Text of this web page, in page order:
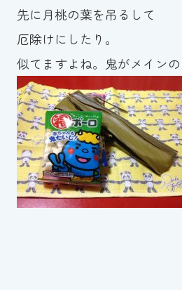
先に月桃の葉を吊るして
厄除けにしたり。
似てますよね。鬼がメインの